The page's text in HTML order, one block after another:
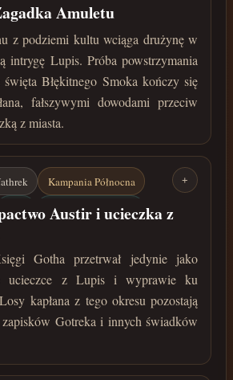
Smok Zamach
Medalion
Zaćmieniem
Amuletu
z podziemi kultu wciąga drużynę w
intrygę Lupis. Próba powstrzymania
święta Błękitnego Smoka kończy się
fałszywymi dowodami przeciw
z miasta.
Kampania Północna
Kain
Grobowiec Randalla
przed Zaćmieniem
+
Austir i ucieczka z
Gotha przetrwał jedynie jako
ucieczce z Lupis i wyprawie ku
kapłana z tego okresu pozostają
Gotreka i innych świadków